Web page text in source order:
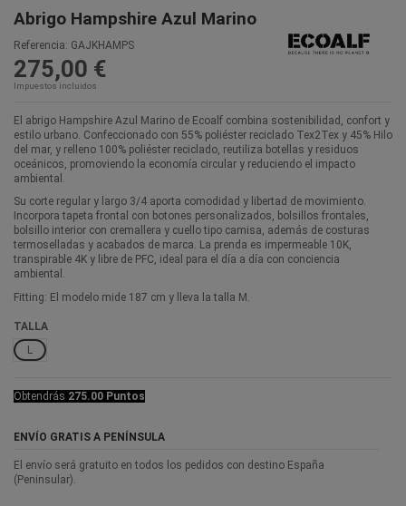
Abrigo Hampshire Azul Marino
Referencia: GAJKHAMPS
275,00 €
Impuestos incluidos
El abrigo Hampshire Azul Marino de Ecoalf combina sostenibilidad, confort y
estilo urbano. Confeccionado con 55% poliéster reciclado Tex2Tex y 45% Hilo
del mar, y relleno 100% poliéster reciclado, reutiliza botellas y residuos
oceánicos, promoviendo la economía circular y reduciendo el impacto
ambiental.
Su corte regular y largo 3/4 aporta comodidad y libertad de movimiento.
Incorpora tapeta frontal con botones personalizados, bolsillos frontales,
bolsillo interior con cremallera y cuello tipo camisa, además de costuras
termoselladas y acabados de marca. La prenda es impermeable 10K,
transpirable 4K y libre de PFC, ideal para el día a día con conciencia
ambiental.
Fitting: El modelo mide 187 cm y lleva la talla M.
TALLA
L
Obtendrás 275.00 Puntos
ENVÍO GRATIS A PENÍNSULA
El envío será gratuito en todos los pedidos con destino España
(Peninsular).